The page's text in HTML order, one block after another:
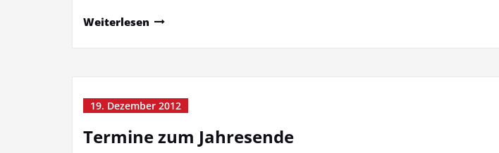
Weiterlesen
19. Dezember 2012
Termine zum Jahresende